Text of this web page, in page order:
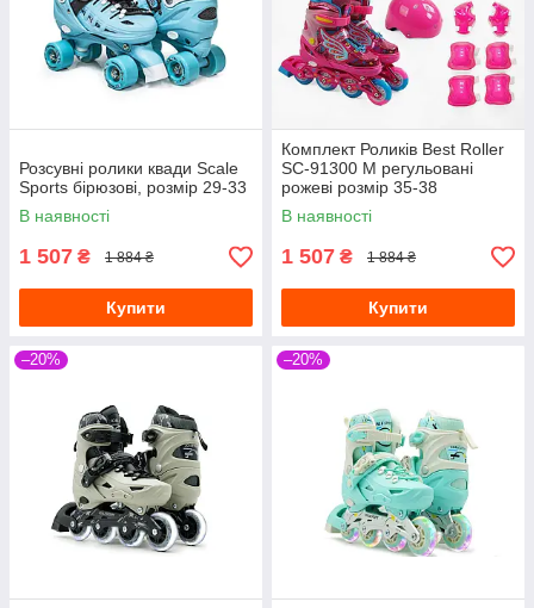
Розсувні ролики квади Scale
Sports бірюзові, розмір 29-33
В наявності
1 507 ₴ 1 884 ₴
Купити
Комплект Роликів Best Roller
SC-91300 М регульовані
рожеві розмір 35-38
В наявності
1 507 ₴ 1 884 ₴
Купити
–20% –20%